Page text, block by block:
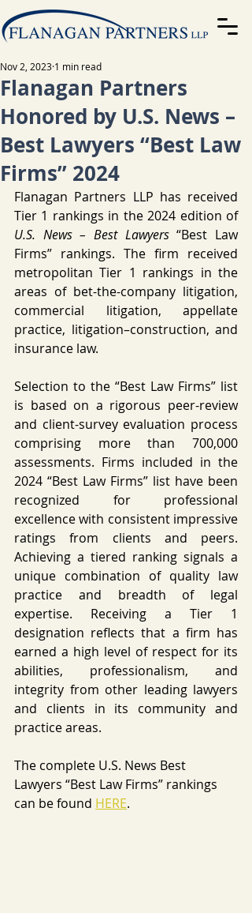
Flanagan Partners
Honored by U.S. News –
Best Lawyers “Best Law
Firms” 2024
Nov 2, 2023 1 min read
Flanagan Partners LLP has received
Tier 1 rankings in the 2024 edition of
U.S. News – Best Lawyers “Best Law
Firms” rankings. The firm received
metropolitan Tier 1 rankings in the
areas of bet-the-company litigation,
commercial litigation, appellate
practice, litigation–construction, and
insurance law.
Selection to the “Best Law Firms” list
is based on a rigorous peer-review
and client-survey evaluation process
comprising more than 700,000
assessments. Firms included in the
2024 “Best Law Firms” list have been
recognized for professional
excellence with consistent impressive
ratings from clients and peers.
Achieving a tiered ranking signals a
unique combination of quality law
practice and breadth of legal
expertise. Receiving a Tier 1
designation reflects that a firm has
earned a high level of respect for its
abilities, professionalism, and
integrity from other leading lawyers
and clients in its community and
practice areas.
The complete U.S. News Best
Lawyers “Best Law Firms” rankings
can be found HERE.